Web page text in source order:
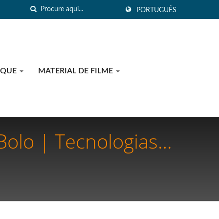
PORTUGUÊS
MATERIAL DE FILME
| Tecnologias
Suprimentos